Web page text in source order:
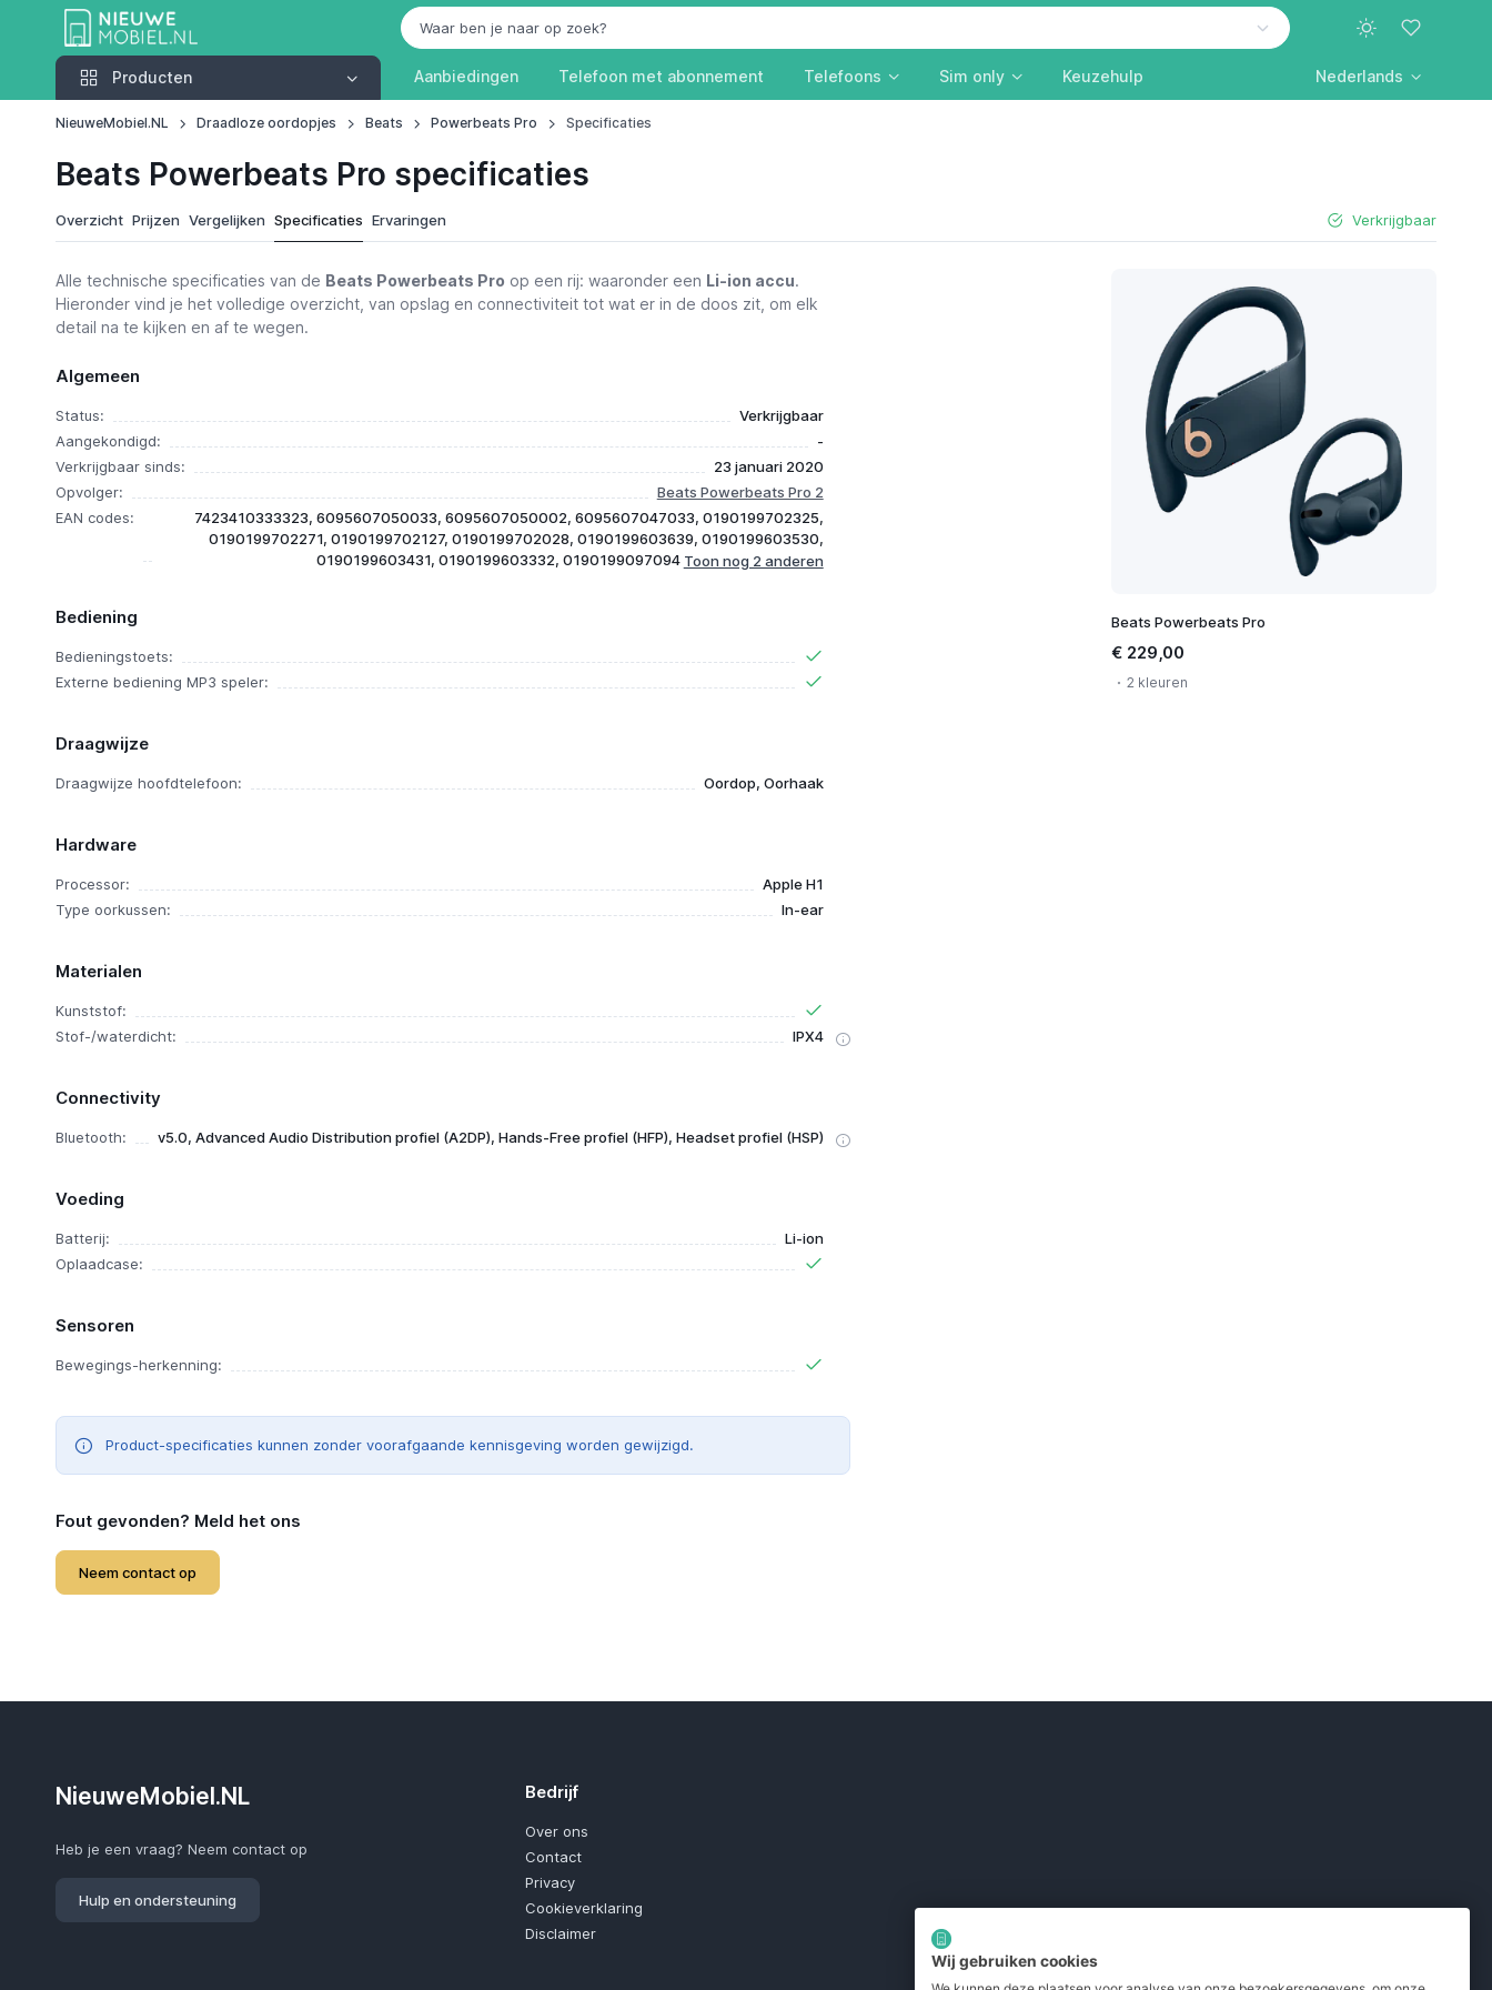
Producten
Producten Aanbiedingen Telefoon met abonnement Telefoons Sim only Keuzehulp Nederlands
NieuweMobiel.NL Draadloze oordopjes Beats Powerbeats Pro Specificaties
Beats Powerbeats Pro specificaties
Overzicht Prijzen Vergelijken Specificaties Ervaringen Verkrijgbaar
Beats Powerbeats Pro
€ 229,00
2 kleuren
Alle technische specificaties van de Beats Powerbeats Pro op een rij: waaronder een Li-ion accu.
Hieronder vind je het volledige overzicht, van opslag en connectiviteit tot wat er in de doos zit, om elk
detail na te kijken en af te wegen.
Algemeen
Status:
Verkrijgbaar
Aangekondigd:
-
Verkrijgbaar sinds:
23 januari 2020
Opvolger:
Beats Powerbeats Pro 2
EAN codes:
7423410333323, 6095607050033, 6095607050002, 6095607047033, 0190199702325,
0190199702271, 0190199702127, 0190199702028, 0190199603639, 0190199603530,
0190199603431, 0190199603332, 0190199097094
Bediening
Bedieningstoets:
Externe bediening MP3 speler:
Draagwijze
Draagwijze hoofdtelefoon: Oordop, Oorhaak
Hardware
Processor:
Apple H1
Type oorkussen:
In-ear
Materialen
Kunststof:
Stof-/waterdicht:
IPX4
Connectivity
Bluetooth: v5.0, Advanced Audio Distribution profiel (A2DP), Hands-Free profiel (HFP), Headset profiel (HSP)
Voeding
Batterij:
Li-ion
Oplaadcase:
Sensoren
Bewegings-herkenning:
Product-specificaties kunnen zonder voorafgaande kennisgeving worden gewijzigd.
Fout gevonden? Meld het ons
Neem contact op
NieuweMobiel.NL
Heb je een vraag? Neem contact op
Hulp en ondersteuning
Bedrijf
Over ons
Contact
Privacy
Cookieverklaring
Disclaimer
Wij gebruiken cookies